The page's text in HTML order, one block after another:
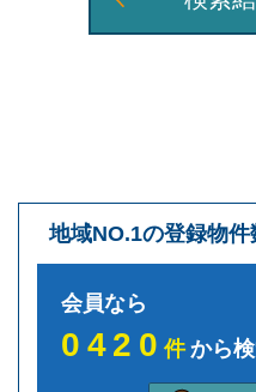
地域NO.1の登録物件
会員なら
0420件から検